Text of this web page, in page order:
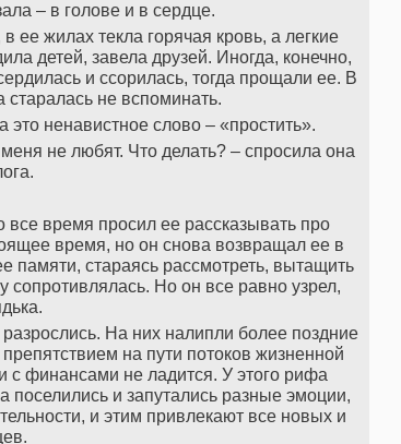
– в голове и в сердце.
жилах текла горячая кровь, а легкие
детей, завела друзей. Иногда, конечно,
и ссорилась, тогда прощали ее. В
не вспоминать.
ненавистное слово – «простить».
не любят. Что делать? – спросила она
время просил ее рассказывать про
время, но он снова возвращал ее в
памяти, стараясь рассмотреть, вытащить
сопротивлялась. Но он все равно узрел,
На них налипли более поздние
на пути потоков жизненной
с финансами не ладится. У этого рифа
и запутались разные эмоции,
и этим привлекают все новых и